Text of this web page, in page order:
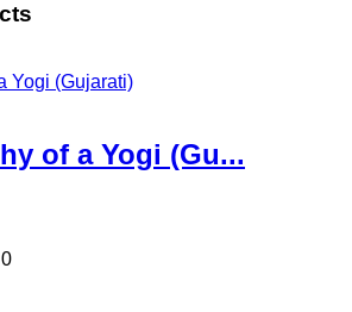
of a Yogi (Gu...
0